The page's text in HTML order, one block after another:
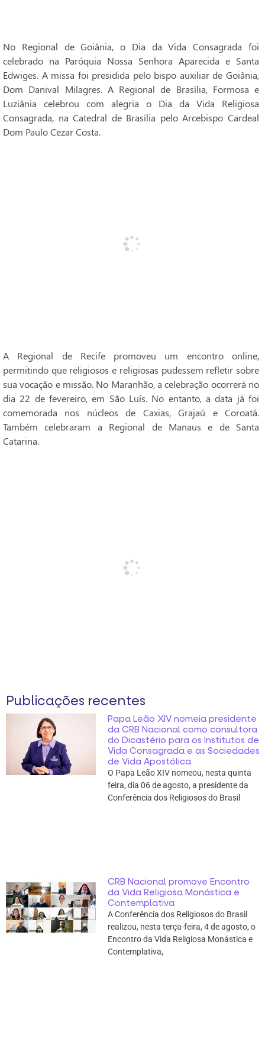
No Regional de Goiânia, o Dia da Vida Consagrada foi
celebrado na Paróquia Nossa Senhora Aparecida e Santa
Edwiges. A missa foi presidida pelo bispo auxiliar de Goiânia,
Dom Danival Milagres. A Regional de Brasília, Formosa e
Luziânia celebrou com alegria o Dia da Vida Religiosa
Consagrada, na Catedral de Brasília pelo Arcebispo Cardeal
Dom Paulo Cezar Costa.
A Regional de Recife promoveu um encontro online,
permitindo que religiosos e religiosas pudessem refletir sobre
sua vocação e missão. No Maranhão, a celebração ocorrerá no
dia 22 de fevereiro, em São Luís. No entanto, a data já foi
comemorada nos núcleos de Caxias, Grajaú e Coroatá.
Também celebraram a Regional de Manaus e de Santa
Catarina.
Publicações recentes
Papa Leão XIV nomeia presidente
da CRB Nacional como consultora
do Dicastério para os Institutos de
Vida Consagrada e as Sociedades
de Vida Apostólica
O Papa Leão XIV nomeou, nesta quinta
feira, dia 06 de agosto, a presidente da
Conferência dos Religiosos do Brasil
CRB Nacional promove Encontro
da Vida Religiosa Monástica e
Contemplativa
A Conferência dos Religiosos do Brasil
realizou, nesta terça-feira, 4 de agosto, o
Encontro da Vida Religiosa Monástica e
Contemplativa,